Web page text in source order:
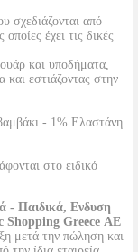
σχεδιάζονται από
έχει τις δικές
και υποδήματα,
εστιάζοντας στην
- 1% Ελαστάνη
στο ειδικό
- Παιδικά, Ενδυση
Shopping Greece ΑΕ
μετά την πώληση και